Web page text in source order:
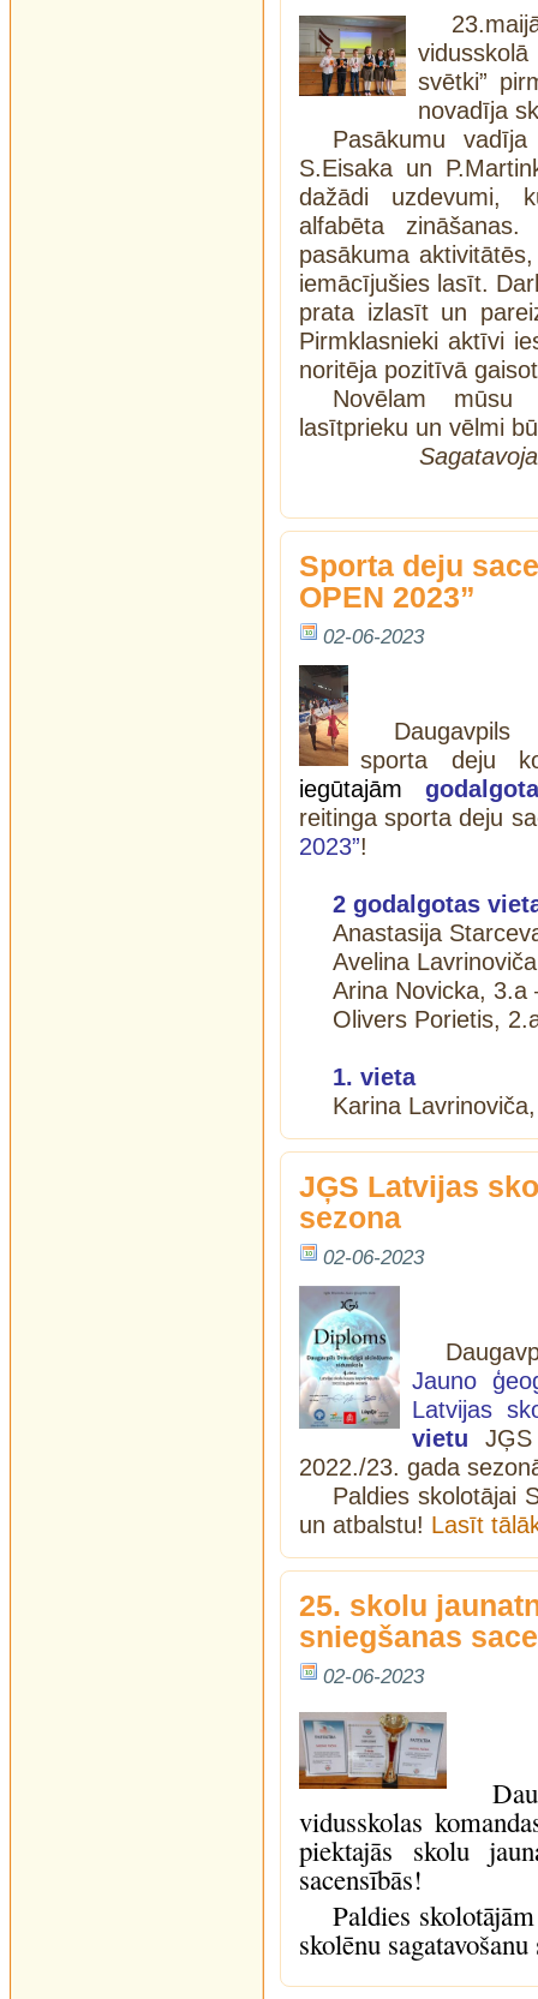
svētki”
novadīja
Pasākumu
S.Eisaka un
dažādi uzdevumi,
alfabēta
pasākuma
iemācījušies lasīt.
prata izlasīt un
Pirmklasnieki aktīvi
noritēja pozitīvā
Novēlam mūsu
lasītprieku un vēlmi
Sporta deju
OPEN 2023”
02-06-2023
Daugavpils
sporta deju
iegūtajām
reitinga sporta deju
2023”!
2 godalgotas
Anastasija
Avelina
Arina Novicka, 3.a
Olivers Porietis,
1. vieta
Karina
JĢS Latvijas
sezona
02-06-2023
Jauno
Latvijas
vietu
2022./23. gada
Paldies skolotājai
un atbalstu! Lasīt
25. skolu
sniegšanas
02-06-2023
vidusskolas
piektajās skolu
sacensībās!
Paldies
skolēnu